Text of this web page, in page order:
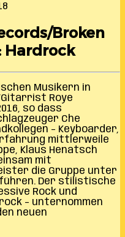
Broken
Hardrock
Musikern in
Roye
so dass
Che
– Keyboarder,
mittlerweile
Klaus Henatsch
mit
die Gruppe unter
Der stilistische
Rock und
– unternommen
neuen